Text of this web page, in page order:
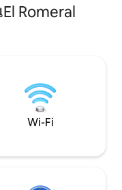
Romeral
Wi-Fi